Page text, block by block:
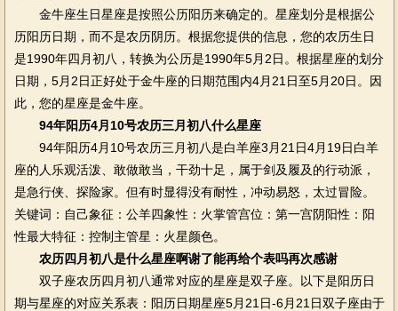
金牛座生日星座是按照公历阳历来确定的。星座划分是根据公
历阳历日期，而不是农历阴历。根据您提供的信息，您的农历生日
是1990年四月初八，转换为公历是1990年5月2日。根据星座的划分
日期，5月2日正好处于金牛座的日期范围内4月21日至5月20日。因
此，您的星座是金牛座。
94年阳历4月10号农历三月初八什么星座
94年阳历4月10号农历三月初八是白羊座3月21日4月19日白羊
座的人乐观活泼、敢做敢当，干劲十足，属于剑及履及的行动派，
是急行侠、探险家。但有时显得没有耐性，冲动易怒，太过冒险。
关键词：自己象征：公羊四象性：火掌管宫位：第一宫阴阳性：阳
性最大特征：控制主管星：火星颜色。
农历四月初八是什么星座啊谢了能再给个表吗再次感谢
双子座农历四月初八通常对应的星座是双子座。以下是阳历日
期与星座的对应关系表：阳历日期星座5月21日-6月21日双子座由于